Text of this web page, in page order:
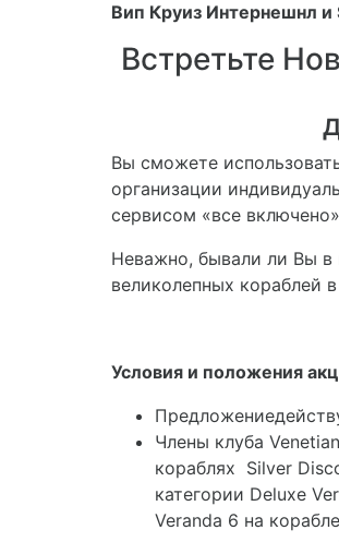
Вип Круиз Интернешнл и
Встретьте
Вы сможете
организации
сервисом «все
Неважно, бывали ли Вы в
великолепных кораблей
Условия и положения
Предложение
Члены клуба
кораблях Silver
категории Deluxe
Veranda 6 на